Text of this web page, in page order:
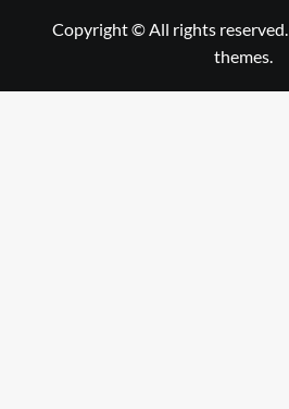
Copyright © All rights reserved.
themes.